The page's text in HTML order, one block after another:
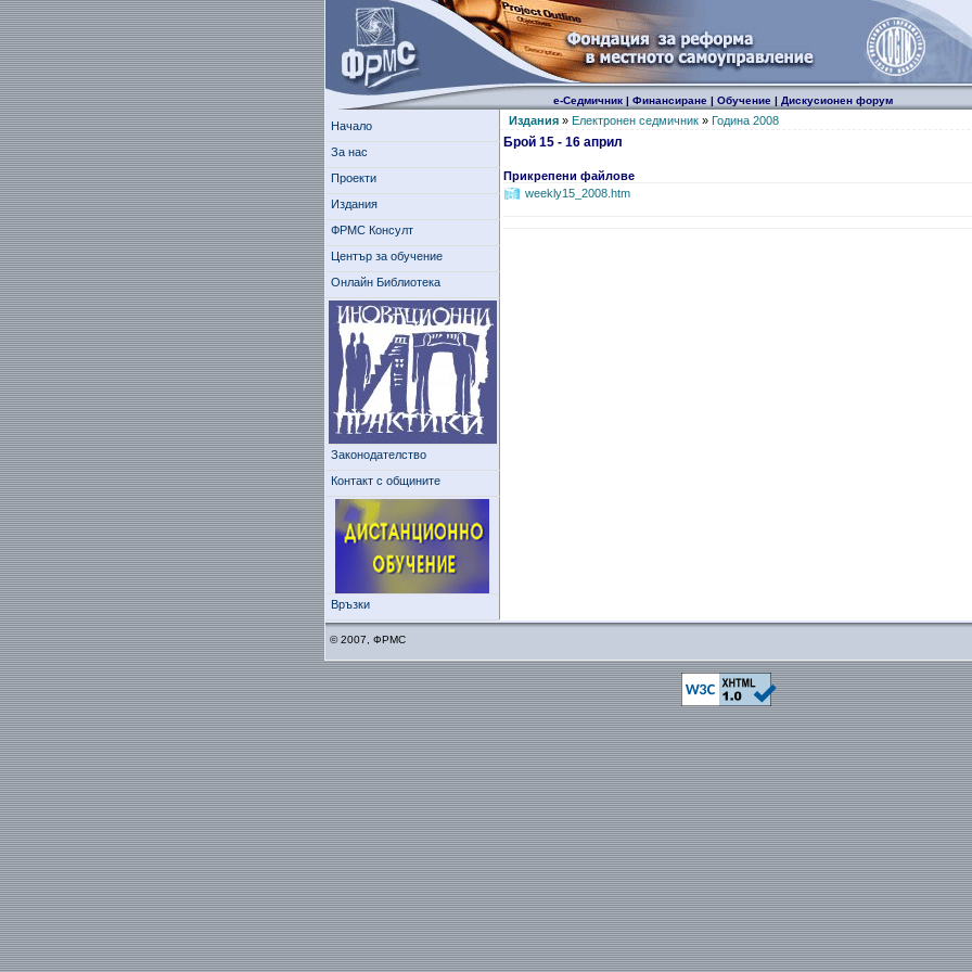
е-Седмичник| Финансиране| Обучение| Дискусионен форум
Начало
За нас
Проекти
Издания
ФРМС Консулт
Център за обучение
Онлайн Библиотека
Законодателство
Контакт с общините
Връзки
Издания» Електронен седмичник» Година 2008
Брой 15 - 16 април
Прикрепени файлове
weekly15_2008.htm
© 2007, ФРМС